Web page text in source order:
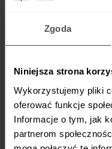
Zgoda
Niniejsza strona
Wykorzystujemy pliki
oferować funkcje
Informacje o tym, jak
partnerom